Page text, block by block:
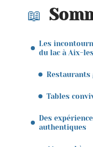
Les
du lac à Aix-
Tables
Des
authentiques